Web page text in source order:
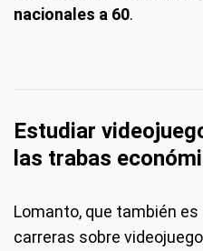
nacionales a 60.
Estudiar
las trabas
Lomanto, que también
carreras sobre